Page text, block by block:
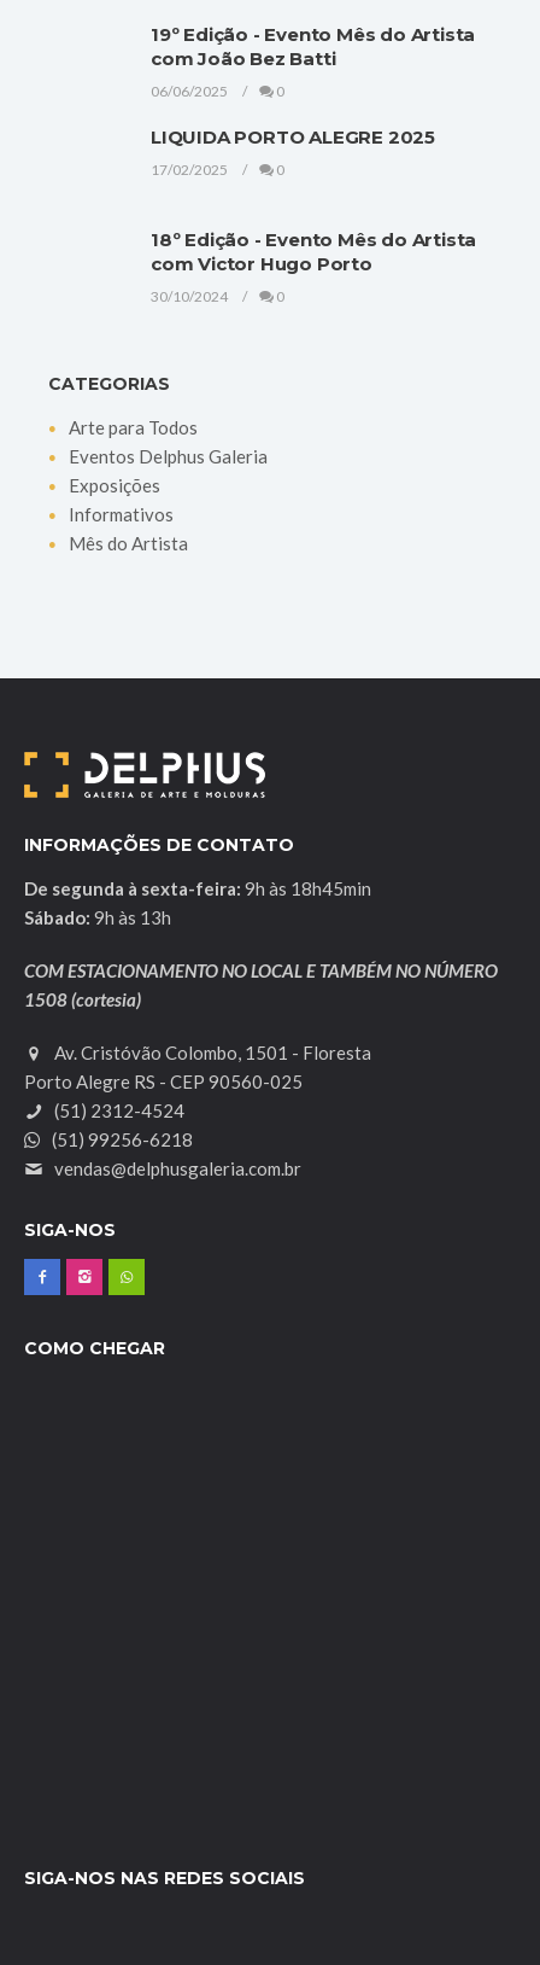
19º Edição - Evento Mês do Artista
com João Bez Batti
06/06/2025 0
LIQUIDA PORTO ALEGRE 2025
17/02/2025 0
18º Edição - Evento Mês do Artista
com Victor Hugo Porto
30/10/2024 0
CATEGORIAS
Arte para Todos
Eventos Delphus Galeria
Exposições
Informativos
Mês do Artista
INFORMAÇÕES DE CONTATO
De segunda à sexta-feira: 9h às 18h45min
Sábado: 9h às 13h
COM ESTACIONAMENTO NO LOCAL E TAMBÉM NO NÚMERO
1508 (cortesia)
Av. Cristóvão Colombo, 1501 - Floresta
Porto Alegre RS - CEP 90560-025
(51) 2312-4524
(51) 99256-6218
vendas@delphusgaleria.com.br
SIGA-NOS
COMO CHEGAR
SIGA-NOS NAS REDES SOCIAIS